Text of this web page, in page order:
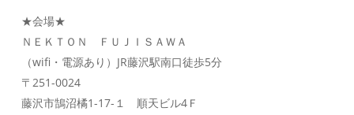
★会場★
ＮＥＫＴＯＮ ＦＵＪＩＳＡＷＡ
（wifi・電源あり）JR藤沢駅南口徒歩5分
〒251-0024
藤沢市鵠沼橘1-17-１ 順天ビル4Ｆ